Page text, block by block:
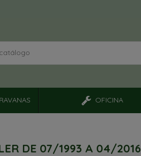
OFICINA
DE 07/1993 A 04/2016